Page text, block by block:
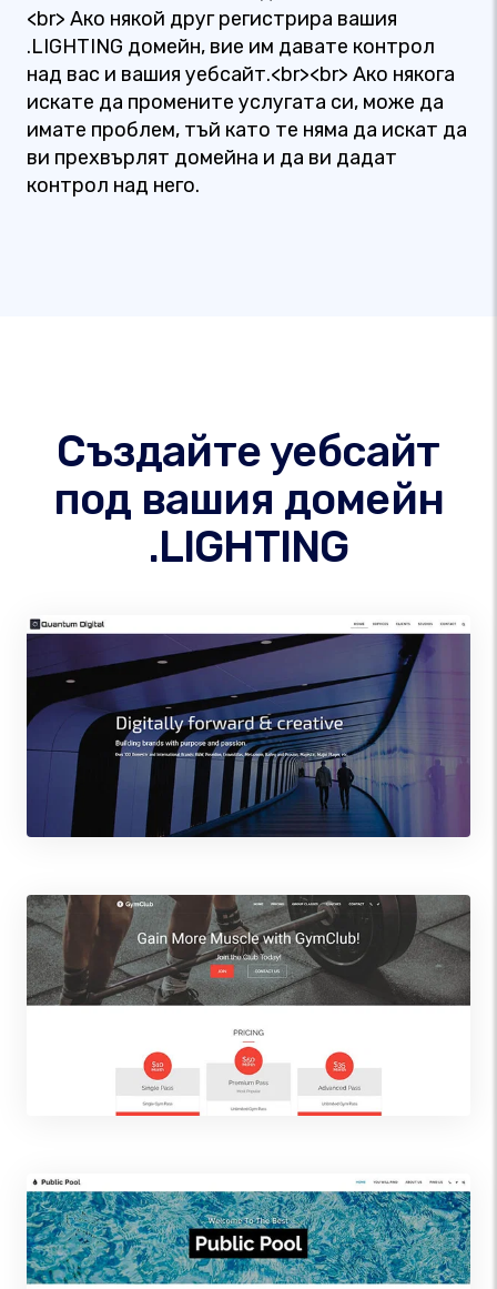
<br> Ако някой друг регистрира вашия
.LIGHTING домейн, вие им давате контрол
над вас и вашия уебсайт.<br><br> Ако някога
искате да промените услугата си, може да
имате проблем, тъй като те няма да искат да
ви прехвърлят домейна и да ви дадат
контрол над него.
Създайте уебсайт
под вашия домейн
.LIGHTING